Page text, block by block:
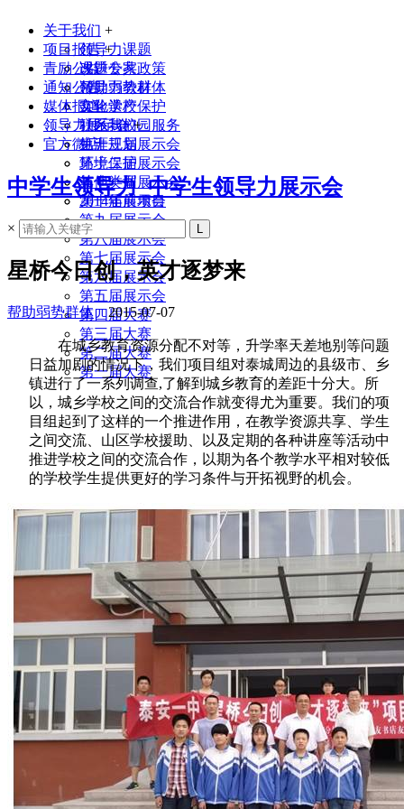
关于我们 +
领导力课题
课题专家
领导力教材
实验学校
联系我们
项目报告 +
改进公共政策
帮助弱势群体
文化遗产保护
社区与校园服务
生涯规划
环境保护
其他类型
2014年前项目
青励公益
通知公告
媒体报道
领导力展示会 +
第十三届展示会
第十二届展示会
第十一届展示会
第十届展示会
第九届展示会
第八届展示会
第七届展示会
第六届展示会
第五届展示会
第四届大赛
第三届大赛
第二届大赛
第一届大赛
官方微店
中学生领导力_中学生领导力展示会
×
星桥今日创，英才逐梦来
帮助弱势群体2015-07-07
在城乡教育资源分配不对等，升学率天差地别等问题
日益加剧的情况下，我们项目组对泰城周边的县级市、乡
镇进行了一系列调查,了解到城乡教育的差距十分大。所
以，城乡学校之间的交流合作就变得尤为重要。我们的项
目组起到了这样的一个推进作用， 在教学资源共享、学生
之间交流、山区学校援助、以及定期的各种讲座等活动中
推进学校之间的交流合作，以期为各个教学水平相对较低
的学校学生提供更好的学习条件与开拓视野的机会。